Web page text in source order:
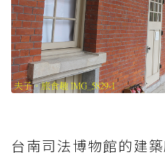
台南司法博物館的建